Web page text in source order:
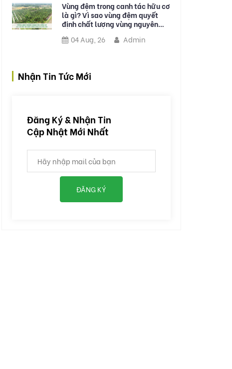
Vùng đệm trong canh tác hữu cơ
là gì? Vì sao vùng đệm quyết
định chất lượng vùng nguyên
04 Aug, 26 Admin
Nhận Tin Tức Mới
Đăng Ký & Nhận Tin
Cập Nhật Mới Nhất
ĐĂNG KÝ